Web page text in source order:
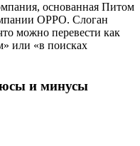
основанная Питом
ОРРО. Слоган
можно перевести как
или «в поисках
и минусы